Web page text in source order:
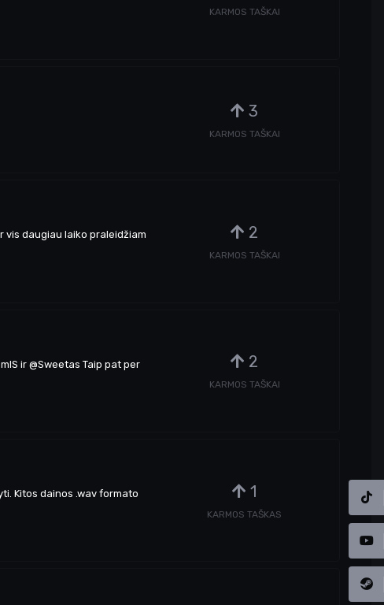
KARMOS TAŠKAI
3
KARMOS TAŠKAI
vis daugiau laiko praleidžiam
2
KARMOS TAŠKAI
ir @Sweetas Taip pat per
2
KARMOS TAŠKAI
Kitos dainos .wav formato
1
KARMOS TAŠKAS